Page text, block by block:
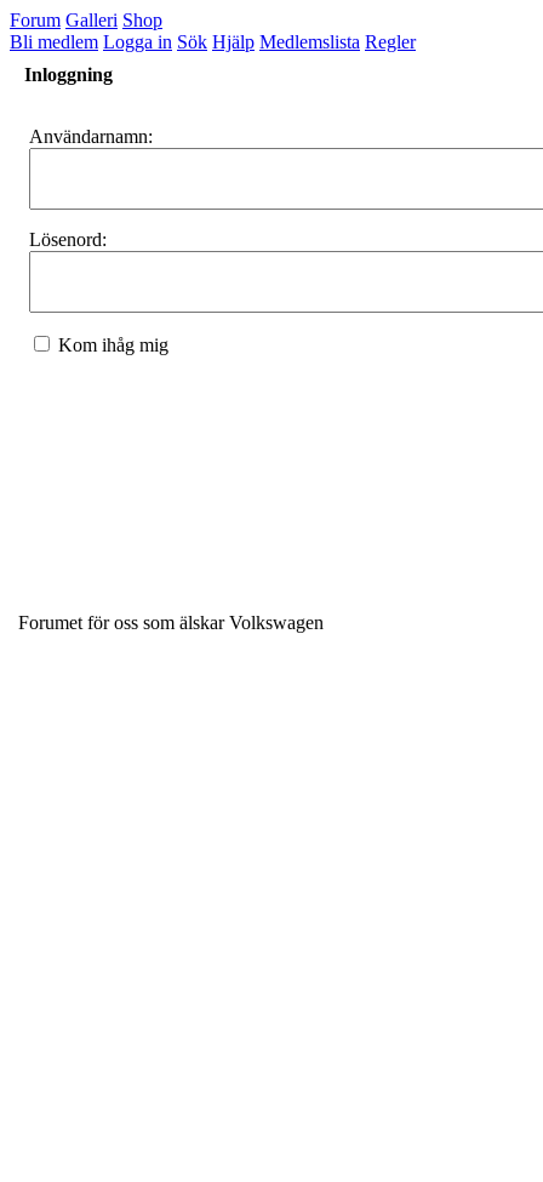
Forum Galleri Shop
Bli medlem Logga in Sök Hjälp Medlemslista Regler
Inloggning
Användarnamn:
Lösenord:
Kom ihåg mig
Forumet för oss som älskar Volkswagen